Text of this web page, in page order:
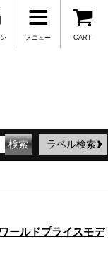
CART
メニュー
ラベル検索
ールドプライスモデ